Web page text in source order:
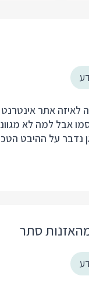
אתר אינטרנט
אבל למה לא
נדבר על ההיבט
סתר